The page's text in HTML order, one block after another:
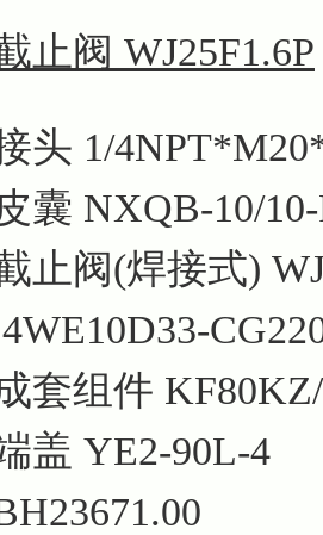
止阀 WJ25F1.6P
头 1/
囊 NXQB-10/
止阀(焊接式)
4WE10D33-
套组件
盖 YE2-90L-4